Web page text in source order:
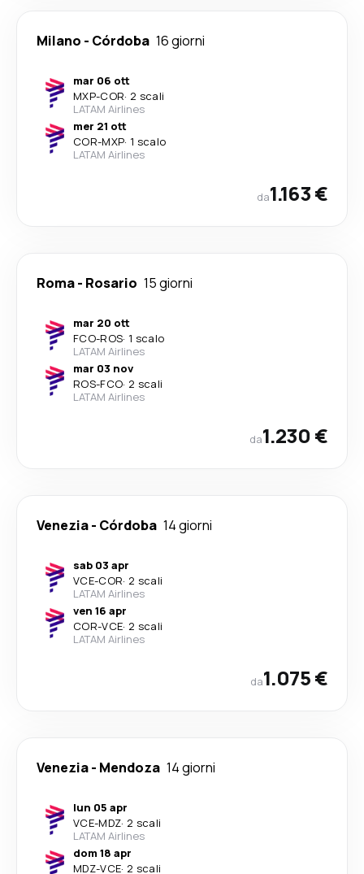
Milano - Córdoba 16 giorni
mar 06 ott
MXP-COR· 2 scali
LATAM Airlines
mer 21 ott
COR-MXP· 1 scalo
LATAM Airlines
da1.163 €
Roma- Rosario 15 giorni
mar 20 ott
FCO-ROS· 1 scalo
LATAM Airlines
mar 03 nov
ROS-FCO· 2 scali
LATAM Airlines
da1.230 €
Venezia- Córdoba 14 giorni
sab 03 apr
VCE-COR· 2 scali
LATAM Airlines
ven 16 apr
COR-VCE· 2 scali
LATAM Airlines
da1.075 €
Venezia- Mendoza 14 giorni
lun 05 apr
VCE-MDZ· 2 scali
LATAM Airlines
dom 18 apr
MDZ-VCE· 2 scali